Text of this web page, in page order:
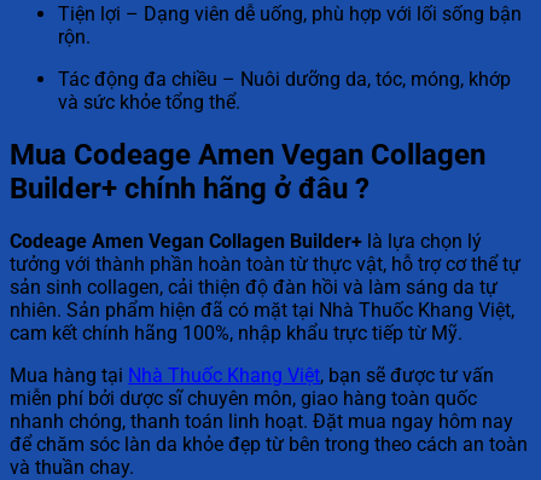
Tiện lợi – Dạng viên dễ uống, phù hợp với lối sống bận
rộn.
Tác động đa chiều – Nuôi dưỡng da, tóc, móng, khớp
và sức khỏe tổng thể.
Mua Codeage Amen Vegan Collagen
Builder+ chính hãng ở đâu ?
Codeage Amen Vegan Collagen Builder+ là lựa chọn lý
tưởng với thành phần hoàn toàn từ thực vật, hỗ trợ cơ thể tự
sản sinh collagen, cải thiện độ đàn hồi và làm sáng da tự
nhiên. Sản phẩm hiện đã có mặt tại Nhà Thuốc Khang Việt,
cam kết chính hãng 100%, nhập khẩu trực tiếp từ Mỹ.
Mua hàng tại Nhà Thuốc Khang Việt, bạn sẽ được tư vấn
miễn phí bởi dược sĩ chuyên môn, giao hàng toàn quốc
nhanh chóng, thanh toán linh hoạt. Đặt mua ngay hôm nay
để chăm sóc làn da khỏe đẹp từ bên trong theo cách an toàn
và thuần chay.